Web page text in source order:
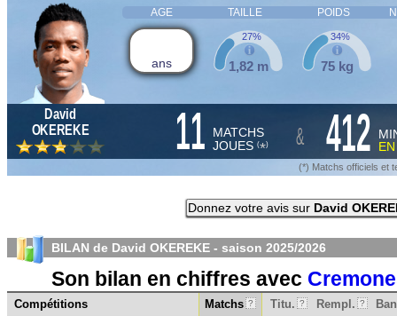
AGE TAILLE POIDS
ans 1,82 m
27%
75 kg
34%
David
OKEREKE
11 MATCHS
JOUES (*) & 412
(*) Matchs officiels et
Donnez votre avis sur David
BILAN de David OKEREKE - saison 2025/2026
Son bilan en chiffres avec
Compétitions Matchs ? Titu. ? Rempl. ?